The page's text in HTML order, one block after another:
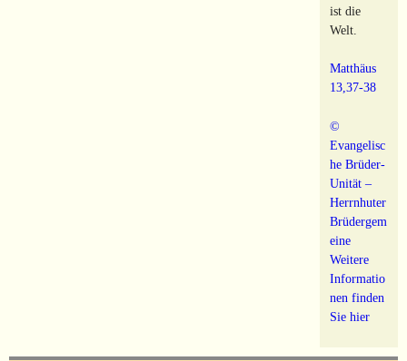
ist die
Welt.
Matthäus
13,37-38
©
Evangelisc
he Brüder-
Unität –
Herrnhuter
Brüdergem
eine
Weitere
Informatio
nen finden
Sie hier